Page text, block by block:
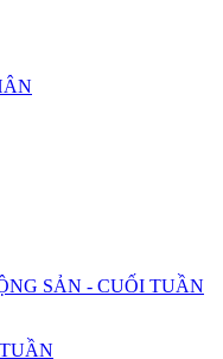
SẢN - CUỐI TUẦN